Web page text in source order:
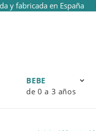
y fabricada en España
BEBE
de 0 a 3 años